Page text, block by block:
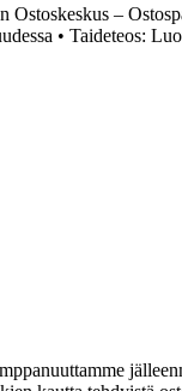
Ostoskeskus –
• Taideteos: